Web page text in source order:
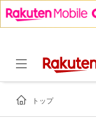
トップ